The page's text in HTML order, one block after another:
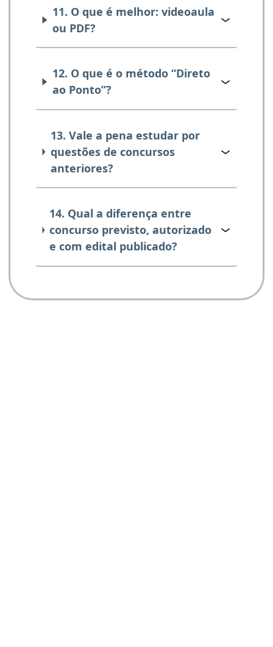
11. O que é melhor: videoaula
ou PDF?
12. O que é o método “Direto
ao Ponto”?
13. Vale a pena estudar por
questões de concursos
anteriores?
14. Qual a diferença entre
concurso previsto, autorizado
e com edital publicado?